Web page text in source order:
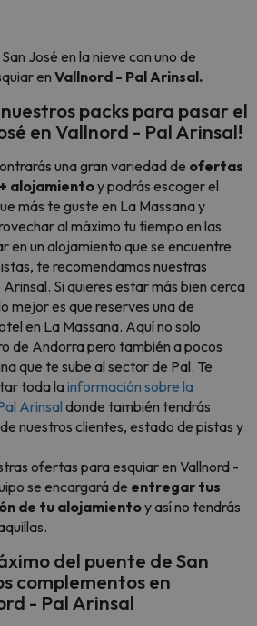
José en la nieve con uno de
en Vallnord - Pal Arinsal.
packs para pasar el
en Vallnord - Pal Arinsal!
una gran variedad de ofertas
alojamientoy podrás escoger el
más te guste en La Massana y
al máximo tu tiempo en las
en un alojamiento que se encuentre
te recomendamos nuestras
Si quieres estar más bien cerca
mejor es que reserves una de
en La Massana. Aquí no solo
de Andorra pero también a pocos
que te sube al sector de Pal. Te
toda lainformación sobre la
Arinsal donde también tendrás
nuestros clientes, estado de pistas y
ofertas para esquiar en Vallnord -
se encargará de entregar tus
de tu alojamientoy así no tendrás
del puente de San
complementos en
- Pal Arinsal